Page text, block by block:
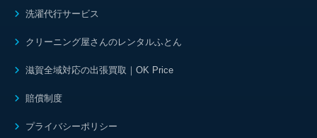
洗濯代行サービス
クリーニング屋さんのレンタルふとん
滋賀全域対応の出張買取｜OK Price
賠償制度
プライバシーポリシー